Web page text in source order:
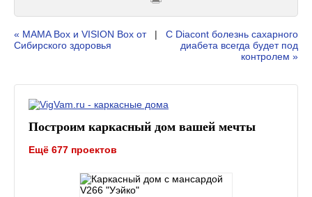
« MAMA Box и VISION Box от
Сибирского здоровья
|
С Diacont болезнь сахарного
диабета всегда будет под
контролем »
Построим каркасный дом вашей мечты
Ещё 677 проектов